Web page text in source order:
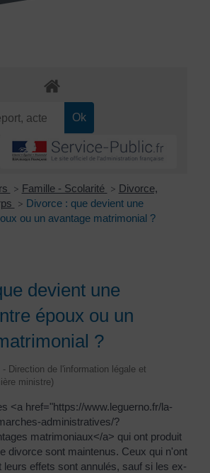
> Famille - Scolarité >
Divorce,
> Divorce : que devient une
ou un avantage matrimonial ?
devient une
époux ou un
?
Direction de l'information légale et
ministre)
<a href="https://www.leguerno.fr/la-
administratives/?
matrimoniaux</a> qui ont produit
divorce sont maintenus. Ceux qui n'ont
leurs effets sont annulés, sauf si les ex-